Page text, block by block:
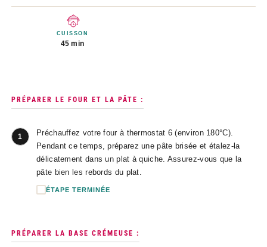
CUISSON
45 min
PRÉPARER LE FOUR ET LA PÂTE :
1
Préchauffez votre four à thermostat 6 (environ 180°C).
Pendant ce temps, préparez une pâte brisée et étalez-la
délicatement dans un plat à quiche. Assurez-vous que la
pâte bien les rebords du plat.
ÉTAPE TERMINÉE
PRÉPARER LA BASE CRÉMEUSE :